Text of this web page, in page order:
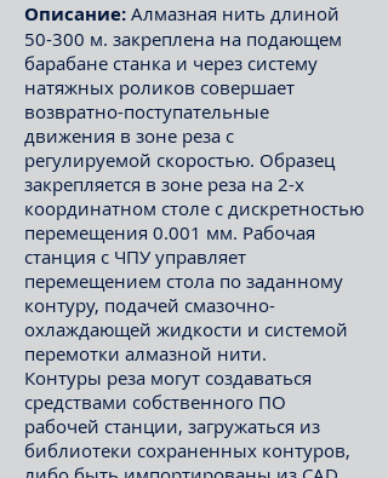
Описание: Алмазная нить длиной
50-300 м. закреплена на подающем
барабане станка и через систему
натяжных роликов совершает
возвратно-поступательные
движения в зоне реза с
регулируемой скоростью. Образец
закрепляется в зоне реза на 2-х
координатном столе с дискретностью
перемещения 0.001 мм. Рабочая
станция с ЧПУ управляет
перемещением стола по заданному
контуру, подачей смазочно-
охлаждающей жидкости и системой
перемотки алмазной нити.
Контуры реза могут создаваться
средствами собственного ПО
рабочей станции, загружаться из
библиотеки сохраненных контуров,